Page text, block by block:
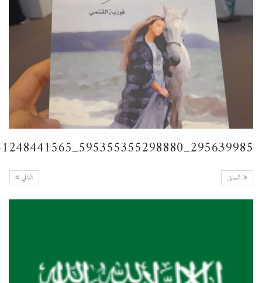
295639985_595355355298880_3728599941248441565_n
التالي السابق